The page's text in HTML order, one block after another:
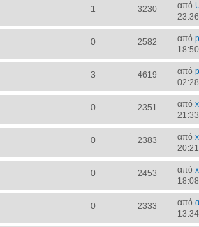
1 3230 από
0 2582 από
3 4619 από
0 2351 από
0 2383 από
0 2453 από
0 2333 από